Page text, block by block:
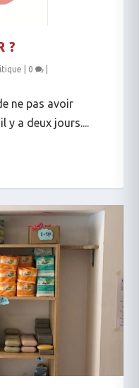
?
0
ne pas avoir
a deux jours....